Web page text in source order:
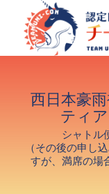
西日本豪
ティ
シャトル
（その後の申し
すが、満席の場